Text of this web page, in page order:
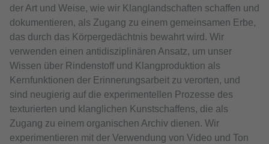
der Art und Weise, wie wir Klanglandschaften schaffen und
dokumentieren, als Zugang zu einem gemeinsamen Erbe,
das durch das Körpergedächtnis bewahrt wird. Wir
verwenden einen antidisziplinären Ansatz, um unser
Wissen über Rindenstoff und Klangproduktion als
Kernfunktionen der Erinnerungsarbeit zu verorten, und
sind neugierig auf die experimentellen Prozesse des
texturierten und klanglichen Kunstschaffens, die als
Zugang zu einem organischen Archiv dienen. Wir
experimentieren mit der Verwendung von Video und Ton